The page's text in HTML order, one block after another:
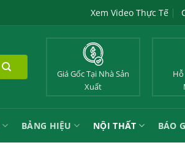
Xem Video Thực Tế
Giá Gốc Tại Nhà Sản
Xuất
BẢNG HIỆU NỘI THẤT BÁO